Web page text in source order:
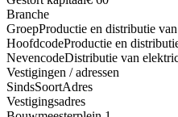
Branche
GroepProductie en distributie
HoofdcodeProductie en
NevencodeDistributie van
Vestigingen / adressen
SindsSoortAdres
Vestigingsadres